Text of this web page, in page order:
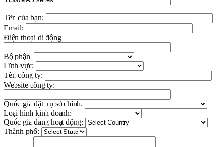
Tên của bạn:
Email:
Điện thoại di động:
Bộ phận:
Lĩnh vực:
Tên công ty:
Website công ty:
Quốc gia đặt trụ sở chính:
Loại hình kinh doanh:
Quốc gia đang hoạt động:
Thành phố: